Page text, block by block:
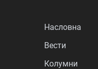
Насловна
Вести
Колумни